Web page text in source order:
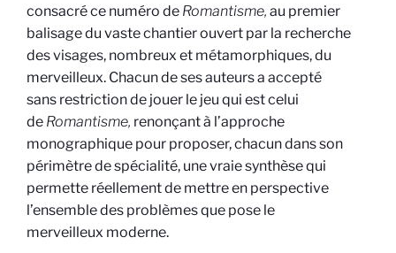
consacré ce numéro de Romantisme, au premier
balisage du vaste chantier ouvert par la recherche
des visages, nombreux et métamorphiques, du
merveilleux. Chacun de ses auteurs a accepté
sans restriction de jouer le jeu qui est celui
de Romantisme, renonçant à l’approche
monographique pour proposer, chacun dans son
périmètre de spécialité, une vraie synthèse qui
permette réellement de mettre en perspective
l’ensemble des problèmes que pose le
merveilleux moderne.